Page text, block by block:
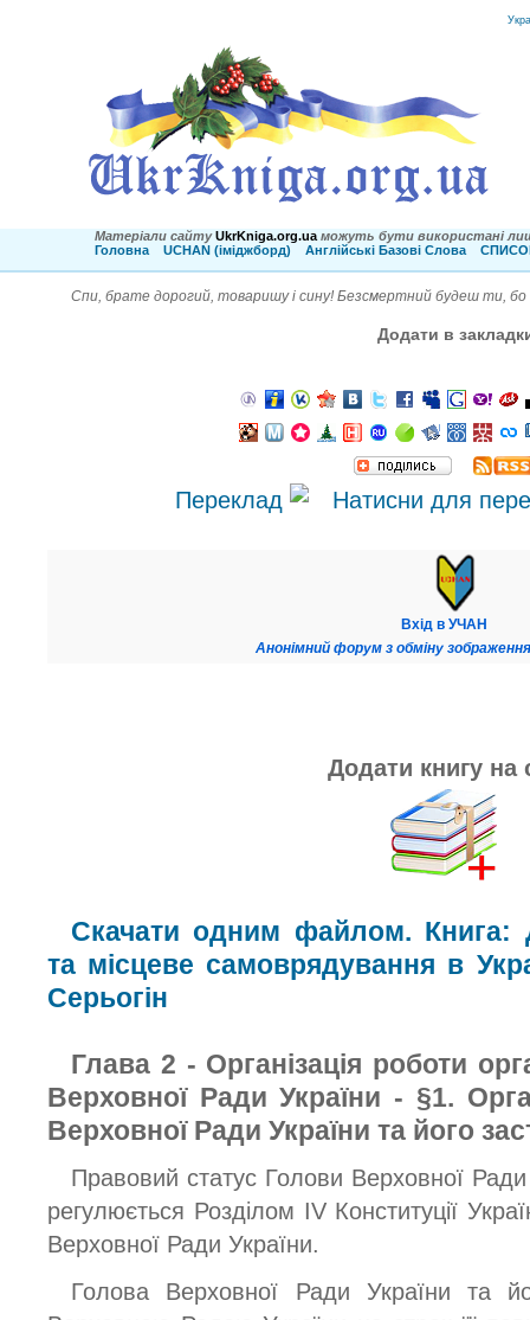
Матеріали сайту UkrKniga.org.ua можуть бути використані
Головна
UCHAN (іміджборд) Англійські Базові Слова
Спи, брате дорогий, товаришу і сину! Безсмертний будеш ти, бо
Додати в
Переклад
Вхід в УЧАН
Анонімний форум з обміну
Додати книгу на
Скачати одним файлом. Книга:
та місцеве самоврядування в
Серьогін
Глава 2 - Організація роботи
Верховної Ради України - §1.
Верховної Ради України та його
Правовий статус Голови Верховної Ради
регулюється Розділом IV Конституції
Верховної Ради України.
Голова Верховної Ради України та